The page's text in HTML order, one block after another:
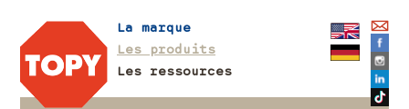
La marque
Les produits
Les ressources